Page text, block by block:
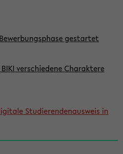
gestartet
verschiedene Charaktere
Studierendenausweis in